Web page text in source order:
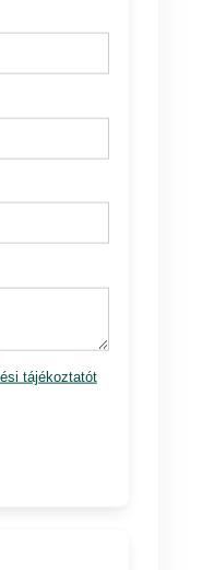
tájékoztatót